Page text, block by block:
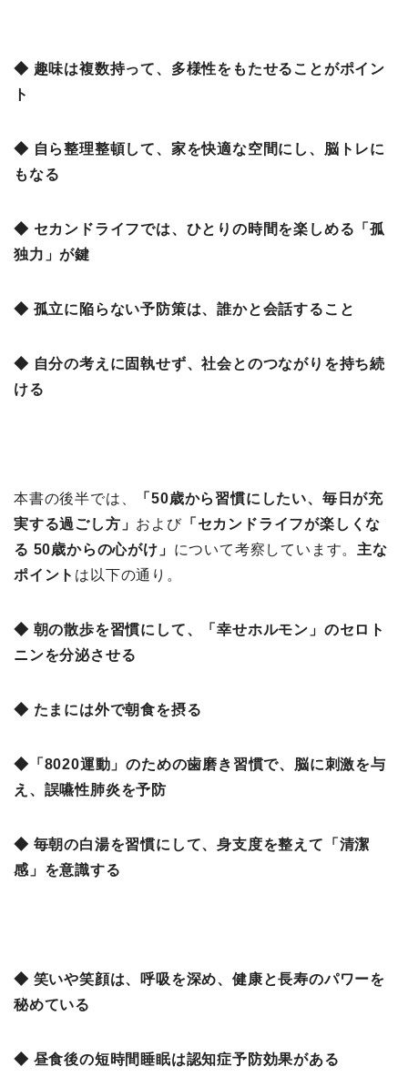
◆ 趣味は複数持って、多様性をもたせることがポイン
ト
◆ 自ら整理整頓して、家を快適な空間にし、脳トレに
もなる
◆ セカンドライフでは、ひとりの時間を楽しめる「孤
独力」が鍵
◆ 孤立に陥らない予防策は、誰かと会話すること
◆ 自分の考えに固執せず、社会とのつながりを持ち続
ける
本書の後半では、
「50歳から習慣にしたい、毎日が充
実する過ごし方 」 および「セカンドライフが楽しくな
る 50歳からの心がけ」 について考察しています。 主な
ポイント は以下の通り。
◆ 朝の散歩を習慣にして、「幸せホルモン」のセロト
ニンを分泌させる
◆ たまには外で朝食を摂る
◆「8020運動」のための歯磨き習慣で、脳に刺激を与
え、誤嚥性肺炎を予防
◆ 毎朝の白湯を習慣にして、身支度を整えて「清潔
感」を意識する
◆ 笑いや笑顔は、呼吸を深め、健康と長寿のパワーを
秘めている
◆ 昼食後の短時間睡眠は認知症予防効果がある